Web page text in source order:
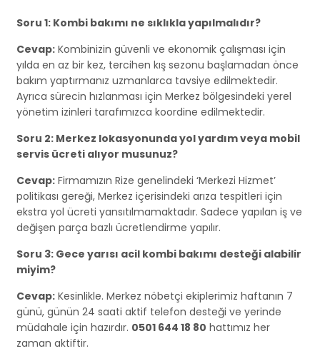
Soru 1: Kombi bakımı ne sıklıkla yapılmalıdır?
Cevap: Kombinizin güvenli ve ekonomik çalışması için
yılda en az bir kez, tercihen kış sezonu başlamadan önce
bakım yaptırmanız uzmanlarca tavsiye edilmektedir.
Ayrıca sürecin hızlanması için Merkez bölgesindeki yerel
yönetim izinleri tarafımızca koordine edilmektedir.
Soru 2: Merkez lokasyonunda yol yardım veya mobil
servis ücreti alıyor musunuz?
Cevap: Firmamızın Rize genelindeki ‘Merkezi Hizmet’
politikası gereği, Merkez içerisindeki arıza tespitleri için
ekstra yol ücreti yansıtılmamaktadır. Sadece yapılan iş ve
değişen parça bazlı ücretlendirme yapılır.
Soru 3: Gece yarısı acil kombi bakımı desteği alabilir
miyim?
Cevap: Kesinlikle. Merkez nöbetçi ekiplerimiz haftanın 7
günü, günün 24 saati aktif telefon desteği ve yerinde
müdahale için hazırdır. 0501 644 18 80 hattımız her
zaman aktiftir.